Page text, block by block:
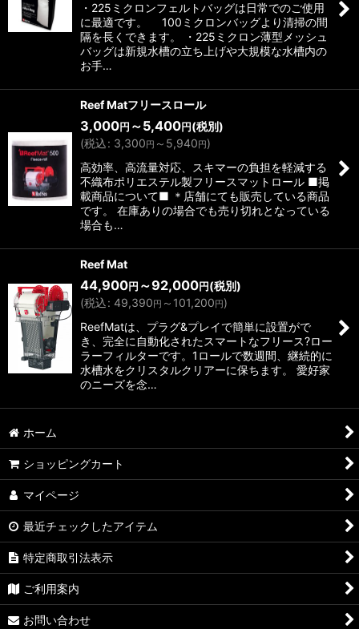
・225ミクロンフェルトバッグは日常でのご使用
に最適です。 100ミクロンバッグより清掃の間
隔を長くできます。 ・225ミクロン薄型メッシュ
バッグは新規水槽の立ち上げや大規模な水槽内の
お手…
Reef Matフリースロール
3,000円 ～5,400円 (税別)
(税込: 3,300円 ～5,940円)
高効率、高流量対応、スキマーの負担を軽減する
不織布ポリエステル製フリースマットロール ■掲
載商品について■ ＊店舗にても販売している商品
です。 在庫ありの場合でも売り切れとなっている
場合も…
Reef Mat
44,900円 ～92,000円 (税別)
(税込: 49,390円 ～101,200円)
ReefMatは、プラグ&プレイで簡単に設置がで
き、完全に自動化されたスマートなフリース?ロー
ラーフィルターです。1ロールで数週間、継続的に
水槽水をクリスタルクリアーに保ちます。 愛好家
のニーズを念…
ホーム
ショッピングカート
マイページ
最近チェックしたアイテム
特定商取引法表示
ご利用案内
お問い合わせ